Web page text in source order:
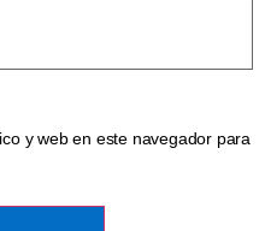
y web en este navegador para